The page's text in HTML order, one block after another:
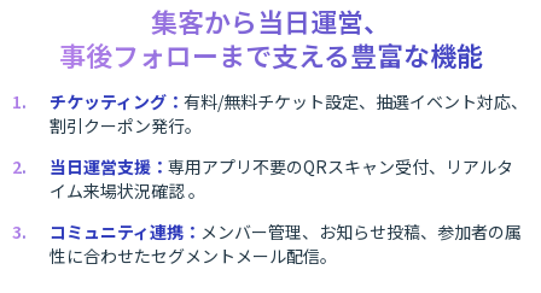
集客から当日運営、
事後フォローまで支える豊富な機能
チケッティング： 有料/無料チケット設定、抽選イベント対応、
割引クーポン発行。
当日運営支援： 専用アプリ不要のQRスキャン受付、リアルタ
イム来場状況確認 。
コミュニティ連携： メンバー管理、お知らせ投稿、参加者の属
性に合わせたセグメントメール配信。